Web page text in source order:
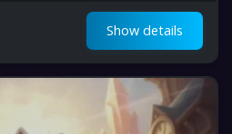
Show details